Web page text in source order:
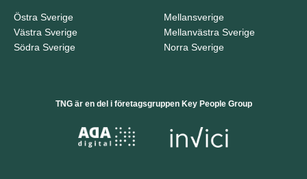
Östra Sverige
Västra Sverige
Södra Sverige
Mellansverige
Mellanvästra Sverige
Norra Sverige
TNG är en del i företagsgruppen Key People Group